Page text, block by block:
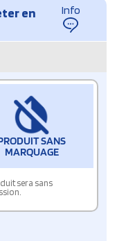
en
Info
SANS
MARQUAGE
sera sans